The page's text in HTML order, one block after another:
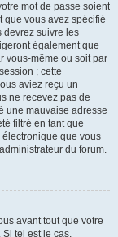
mot de passe soient
que vous avez spécifié
devrez suivre les
également que
vous-même ou soit par
; cette
aviez reçu un
ne recevez pas de
une mauvaise adresse
filtré en tant que
électronique que vous
du forum.
avant tout que votre
Si tel est le cas,